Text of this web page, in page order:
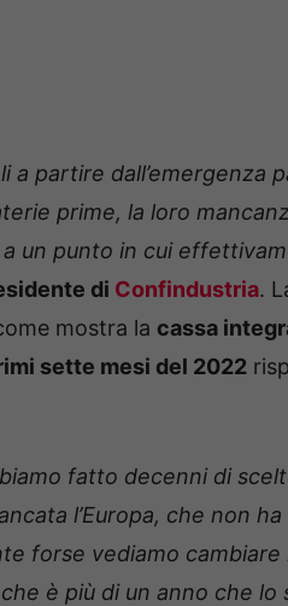
partire dall’emergenza
prime, la loro
un punto in cui
di Confindustria.
mostra la cassa
sette mesi del 2022
fatto decenni di
l’Europa, che non
forse vediamo cambiare
è più di un anno che lo